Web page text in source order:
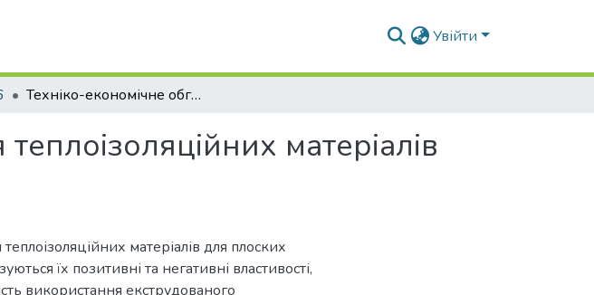
Увійти
Техніко-економічне обгрунтування теплоізоляційних матеріалів для плоских покриттів
матеріалів
матеріалів для плоских
їх позитивні та негативні властивості,
використання екструдованого